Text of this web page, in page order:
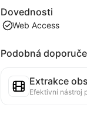
Dovednosti
Web Access
Podobná
Extrakce